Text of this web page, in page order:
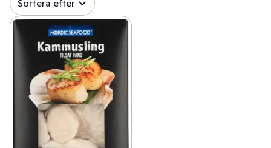
✓ Fiskpinnar & konserver (32)
Kaviar & rom (31)
Sill, ansjovis & sardiner
Skaldjur (38)
✓ Räkor (15)
Scampi & Vannameiräkor
Musslor (4)
Kräftstjärtar (1)
Kräftor
Sortera efter